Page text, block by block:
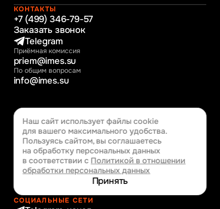
Интернет-маркетинг
КОНТАКТЫ
+7 (499) 346-79-57
Заказать звонок
Telegram
Приёмная комиссия
priem@imes.su
По общим вопросам
info@imes.su
АДРЕС
г. Москва, ул. Мосфильмовская,дом 35
СОЦИАЛЬНЫЕ СЕТИ
Наш сайт использует файлы cookie
для вашего максимального удобства.
Пользуясь сайтом, вы соглашаетесь
на обработку персональных данных
в соответствии с Политикой в отношении
обработки персональных данных
Принять